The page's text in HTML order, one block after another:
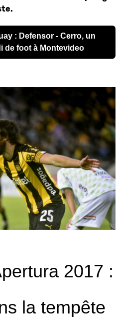
de foot à Montevideo
la tempête